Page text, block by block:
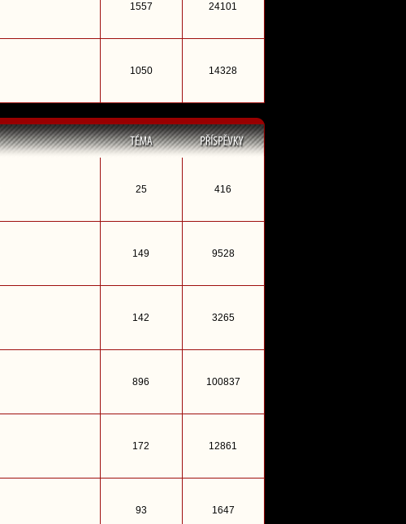
1557 24101
1050 14328
25 416
149 9528
142 3265
896 100837
172 12861
93 1647